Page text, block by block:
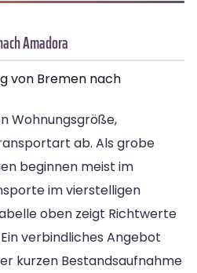
Amadora
von Bremen nach
Wohnungsgröße,
ab. Als grobe
beginnen meist im
im vierstelligen
oben zeigt Richtwerte
verbindliches Angebot
kurzen Bestandsaufnahme